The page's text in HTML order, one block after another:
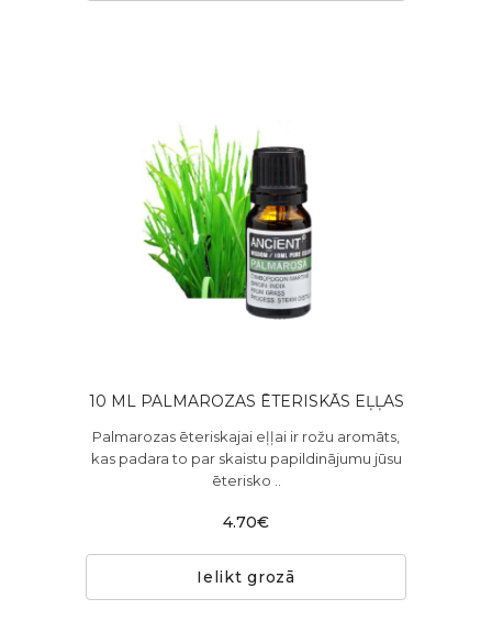
10 ML PALMAROZAS ĒTERISKĀS EĻĻAS
Palmarozas ēteriskajai eļļai ir rožu aromāts,
kas padara to par skaistu papildinājumu jūsu
ēterisko ..
4.70€
Ielikt grozā